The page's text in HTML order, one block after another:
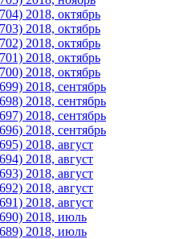
2018, октябрь
2018, октябрь
2018, октябрь
2018, октябрь
2018, октябрь
2018, сентябрь
2018, сентябрь
2018, сентябрь
2018, сентябрь
2018, август
2018, август
2018, август
2018, август
2018, август
2018, июль
2018, июль